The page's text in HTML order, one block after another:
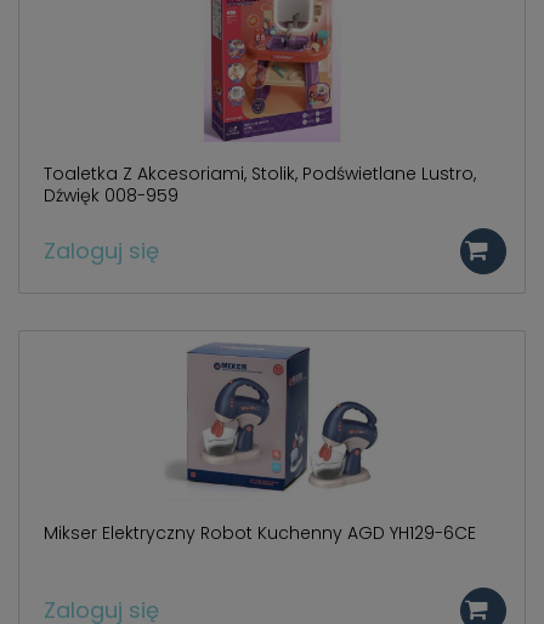
Toaletka Z Akcesoriami, Stolik, Podświetlane Lustro,
Dźwięk 008-959
Zaloguj się
Mikser Elektryczny Robot Kuchenny AGD YH129-6CE
Zaloguj się